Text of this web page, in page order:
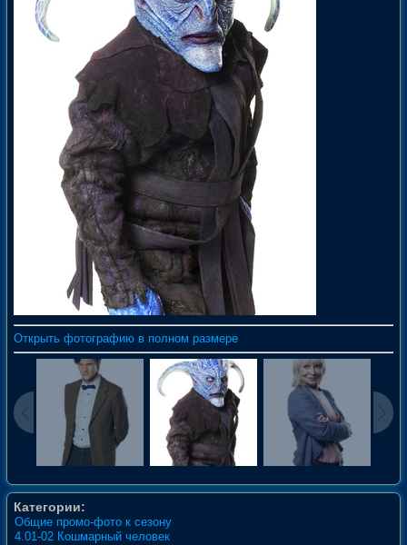
Открыть фотографию в полном размере
Категории:
Общие промо-фото к сезону
4.01-02 Кошмарный человек